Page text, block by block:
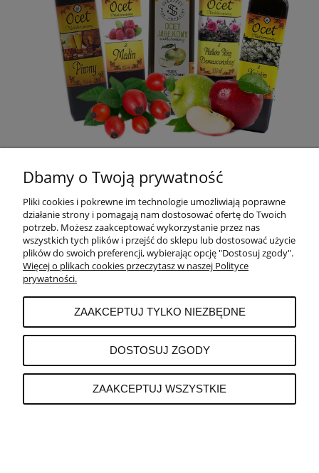
POMOC
MOJE KONTO
PŁATNOŚCI I DOSTAWA
INFORMACJE
O NAS
Dbamy o Twoją prywatność
Pliki cookies i pokrewne im technologie umożliwiają poprawne
działanie strony i pomagają nam dostosować ofertę do Twoich
potrzeb. Możesz zaakceptować wykorzystanie przez nas
wszystkich tych plików i przejść do sklepu lub dostosować użycie
plików do swoich preferencji, wybierając opcję "Dostosuj zgody".
Więcej o plikach cookies przeczytasz w naszej Polityce
prywatności.
ZAAKCEPTUJ TYLKO NIEZBĘDNE
DOSTOSUJ ZGODY
ZAAKCEPTUJ WSZYSTKIE